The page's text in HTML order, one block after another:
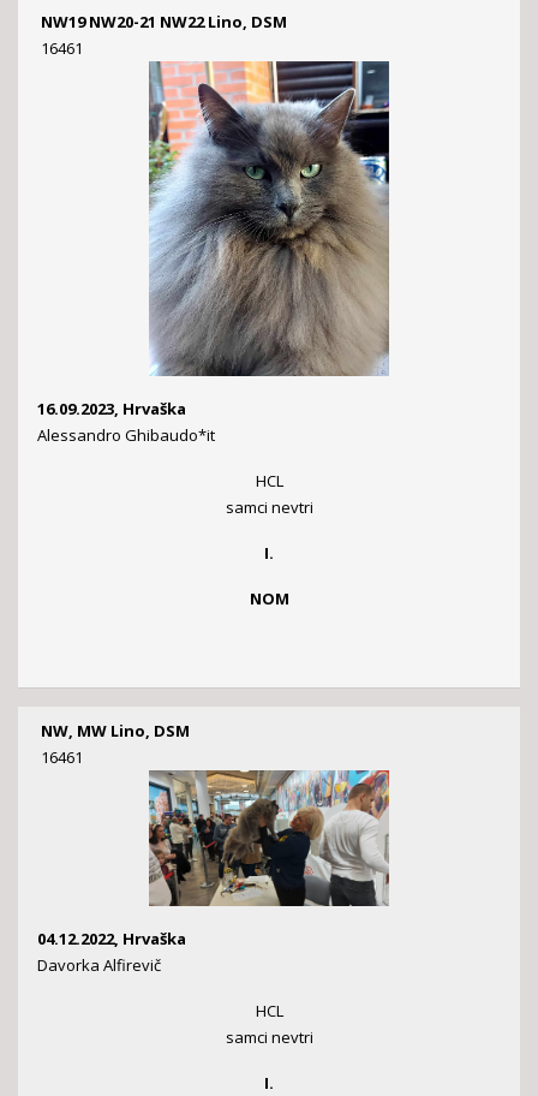
NW19 NW20-21 NW22 Lino, DSM
16461
16.09.2023, Hrvaška
Alessandro Ghibaudo*it
HCL
samci nevtri
I.
NOM
NW, MW Lino, DSM
16461
04.12.2022, Hrvaška
Davorka Alfirevič
HCL
samci nevtri
I.